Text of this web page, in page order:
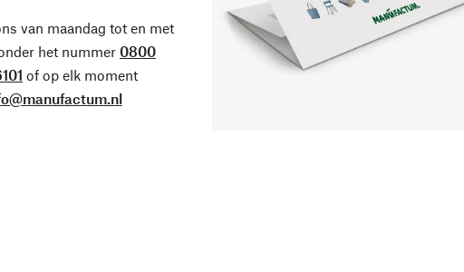
van maandag tot en met
het nummer 0800
of op elk moment